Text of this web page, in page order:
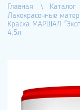
Главная Каталог
Лакокрасочные
Краска МАРШАЛ
4,5л